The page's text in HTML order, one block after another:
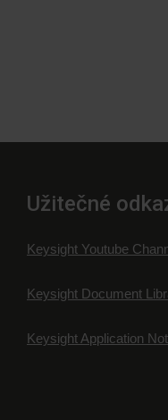
Užitečné
Keysight Youtube
Keysight Document
Keysight Application